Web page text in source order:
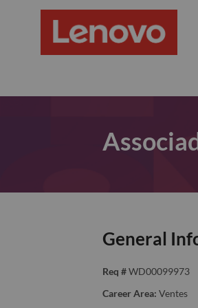
General
Req # WD00099973
Career Area: Ventes